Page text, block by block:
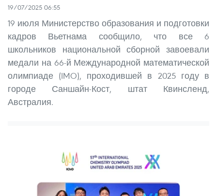
19/07/2025 06:55
19 июля Министерство образования и подготовки
кадров Вьетнама сообщило, что все 6
школьников национальной сборной завоевали
медали на 66-й Международной математической
олимпиаде (IMO), проходившей в 2025 году в
городе Саншайн-Кост, штат Квинсленд,
Австралия.